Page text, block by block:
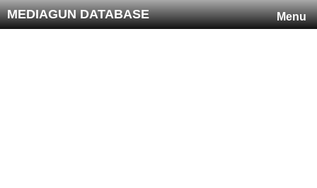
Menu
MEDIAGUN DATABASE